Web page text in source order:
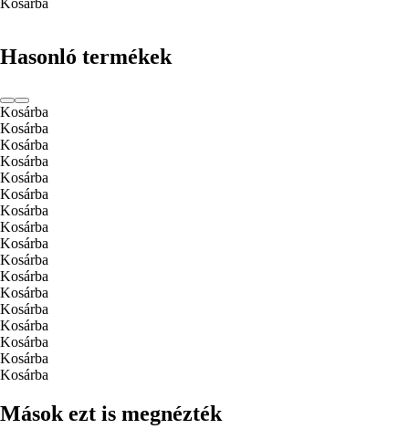
Hasonló termékek
Kosárba
Kosárba
Kosárba
Kosárba
Kosárba
Kosárba
Kosárba
Kosárba
Kosárba
Kosárba
Kosárba
Kosárba
Kosárba
Kosárba
Kosárba
Kosárba
Kosárba
Mások ezt is megnézték